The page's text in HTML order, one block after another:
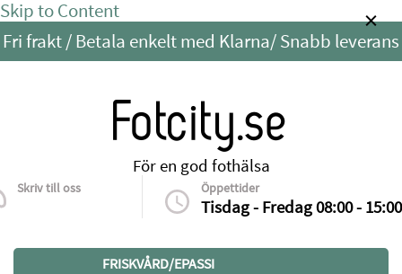
Skip to Content
Fri frakt / Betala enkelt med Klarna/ Snabb leverans
Fotcity.se
För en god fothälsa
Skriv till oss Öppettider
Tisdag - Fredag 08:00 - 15:00
FRISKVÅRD/EPASSI